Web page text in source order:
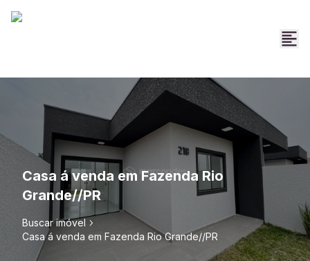
Casa á venda em Fazenda Rio
Grande//PR
Buscar imóvel
Casa á venda em Fazenda Rio Grande//PR